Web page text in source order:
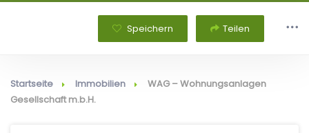
Speichern Teilen
Startseite Immobilien
WAG – Wohnungsanlagen
Gesellschaft m.b.H.